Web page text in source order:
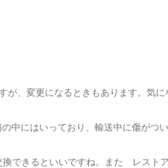
が、変更になるときもあります。気
中にはいっており、輸送中に傷がつ
できるといいですね。また レストア